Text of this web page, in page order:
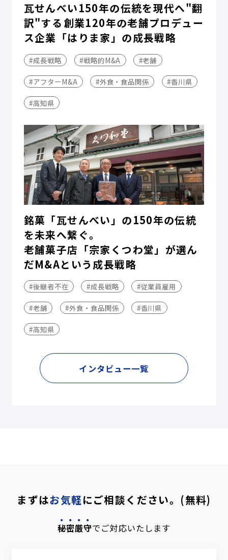
瓦せんべい150年の伝統を現代へ"翻
訳"する――創業120年の老舗プロデュー
ス企業「はりま家」の成長戦略
#成長戦略 #戦略的M&A #老舗
#アフターM&A #外食・食品関係 #香川県
#高知県
銘菓「瓦せんべい」の150年の伝統
を未来へ繋ぐ。
老舗菓子店「宗家くつわ堂」が選ん
だM&Aという成長戦略
#後継者不在 #成長戦略 #従業員雇用
#老舗 #外食・食品関係 #香川県
#高知県
インタビュー一覧
まずはお気軽にご相談ください。(無料)
秘密厳守でご対応いたします